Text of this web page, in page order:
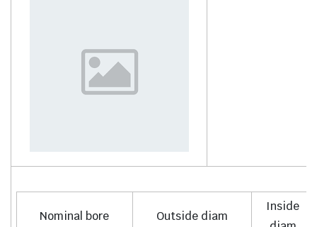
Nominal bore
Outside diam
Inside